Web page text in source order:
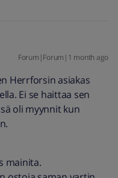
Forum|Forum|1 month ago
Herrforsin asiakas
Ei se haittaa sen
oli myynnit kun
mainita.